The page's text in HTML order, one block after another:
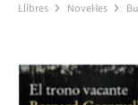
Llibres Novel·les